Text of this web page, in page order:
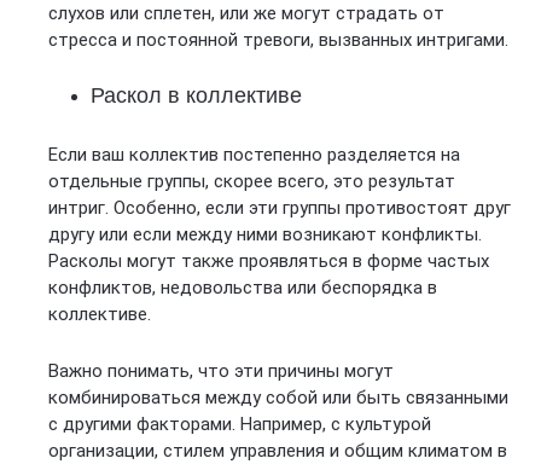
слухов или сплетен, или же могут страдать от
стресса и постоянной тревоги, вызванных интригами.
Раскол в коллективе
Если ваш коллектив постепенно разделяется на
отдельные группы, скорее всего, это результат
интриг. Особенно, если эти группы противостоят друг
другу или если между ними возникают конфликты.
Расколы могут также проявляться в форме частых
конфликтов, недовольства или беспорядка в
коллективе.
Важно понимать, что эти причины могут
комбинироваться между собой или быть связанными
с другими факторами. Например, с культурой
организации, стилем управления и общим климатом в